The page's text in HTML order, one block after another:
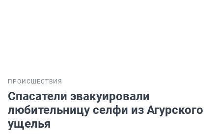
ПРОИСШЕСТВИЯ
Спасатели эвакуировали
любительницу селфи из Агурского
ущелья